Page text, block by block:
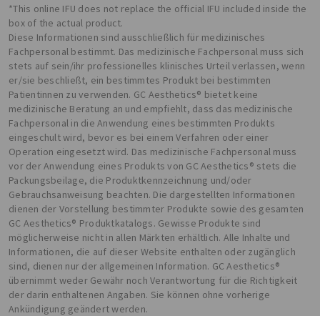
*This online IFU does not replace the official IFU included inside the
box of the actual product.
Diese Informationen sind ausschließlich für medizinisches
Fachpersonal bestimmt. Das medizinische Fachpersonal muss sich
stets auf sein/ihr professionelles klinisches Urteil verlassen, wenn
er/sie beschließt, ein bestimmtes Produkt bei bestimmten
Patientinnen zu verwenden. GC Aesthetics® bietet keine
medizinische Beratung an und empfiehlt, dass das medizinische
Fachpersonal in die Anwendung eines bestimmten Produkts
eingeschult wird, bevor es bei einem Verfahren oder einer
Operation eingesetzt wird. Das medizinische Fachpersonal muss
vor der Anwendung eines Produkts von GC Aesthetics® stets die
Packungsbeilage, die Produktkennzeichnung und/oder
Gebrauchsanweisung beachten. Die dargestellten Informationen
dienen der Vorstellung bestimmter Produkte sowie des gesamten
GC Aesthetics® Produktkatalogs. Gewisse Produkte sind
möglicherweise nicht in allen Märkten erhältlich. Alle Inhalte und
Informationen, die auf dieser Website enthalten oder zugänglich
sind, dienen nur der allgemeinen Information. GC Aesthetics®
übernimmt weder Gewähr noch Verantwortung für die Richtigkeit
der darin enthaltenen Angaben. Sie können ohne vorherige
Ankündigung geändert werden.